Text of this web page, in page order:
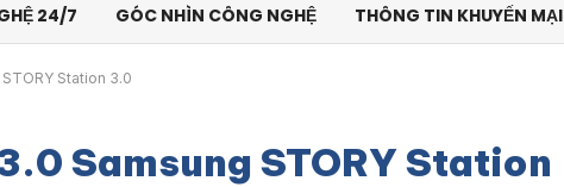
24/7 GÓC NHÌN CÔNG NGHỆ THÔNG TIN KHUYẾN MẠI
Station 3.0
Samsung STORY Station